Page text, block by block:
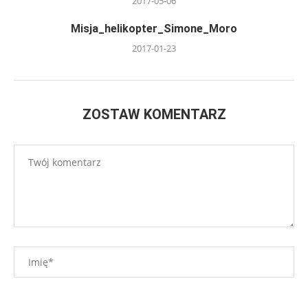
Misja_helikopter_Simone_Moro
2017-01-23
ZOSTAW KOMENTARZ